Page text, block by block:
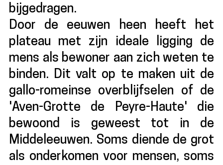
bijgedragen.
Door de eeuwen heen heeft het
plateau met zijn ideale ligging de
mens als bewoner aan zich weten te
binden. Dit valt op te maken uit de
gallo-romeinse overblijfselen of de
'Aven-Grotte de Peyre-Haute' die
bewoond is geweest tot in de
Middeleeuwen. Soms diende de grot
als onderkomen voor mensen, soms